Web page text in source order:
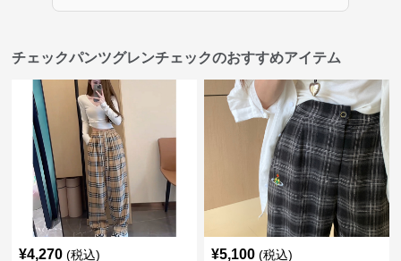
チェックパンツグレンチェックのおすすめアイテム
¥4,270 (税込) ¥5,100 (税込)